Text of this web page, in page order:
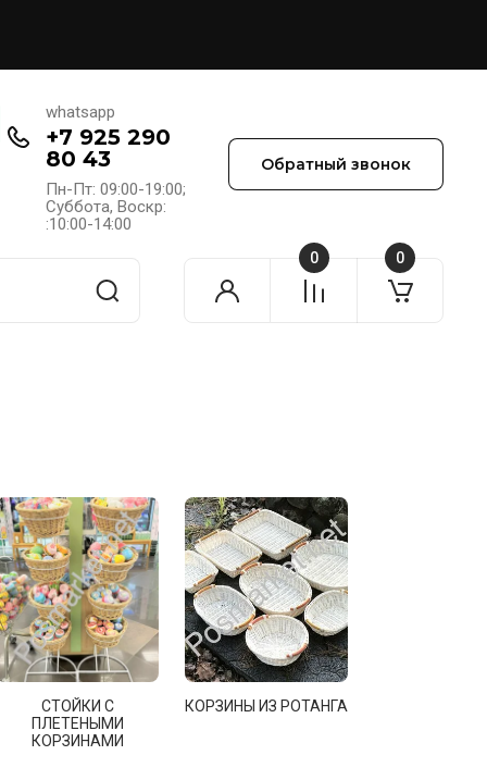
whatsapp
+7 925 290
80 43
Пн-Пт: 09:00-19:00;
Cуббота, Воскр:
:10:00-14:00
Обратный звонок
0 0
СТОЙКИ С
ПЛЕТЕНЫМИ
КОРЗИНАМИ
КОРЗИНЫ ИЗ РОТАНГА